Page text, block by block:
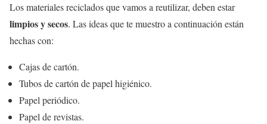
Los materiales reciclados que vamos a reutilizar, deben estar
limpios y secos. Las ideas que te muestro a continuación están
hechas con:
Cajas de cartón.
Tubos de cartón de papel higiénico.
Papel periódico.
Papel de revistas.